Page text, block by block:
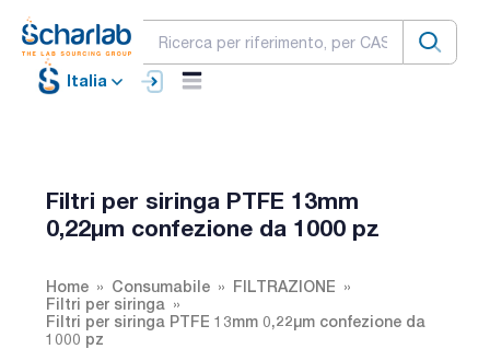
Italia
Filtri per siringa PTFE 13mm
0,22µm confezione da 1000 pz
Home Consumabile
FILTRAZIONE
Filtri per siringa
Filtri per siringa PTFE 13mm 0,22µm confezione da
1000 pz